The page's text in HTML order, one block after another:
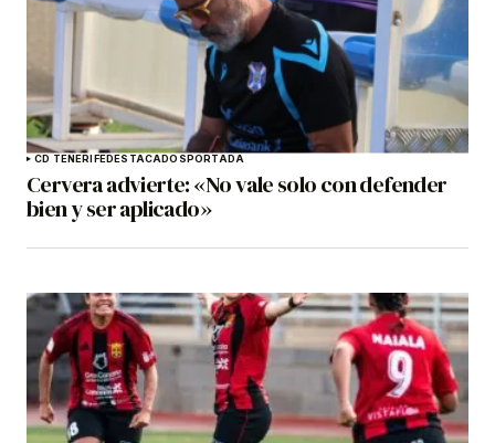
CD TENERIFEDESTACADOSPORTADA
Cervera advierte: «No vale solo con defender
bien y ser aplicado»